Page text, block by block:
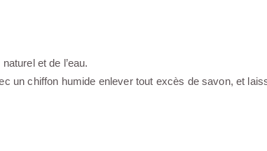
et de l’eau.
un chiffon humide enlever tout excès de savon, et